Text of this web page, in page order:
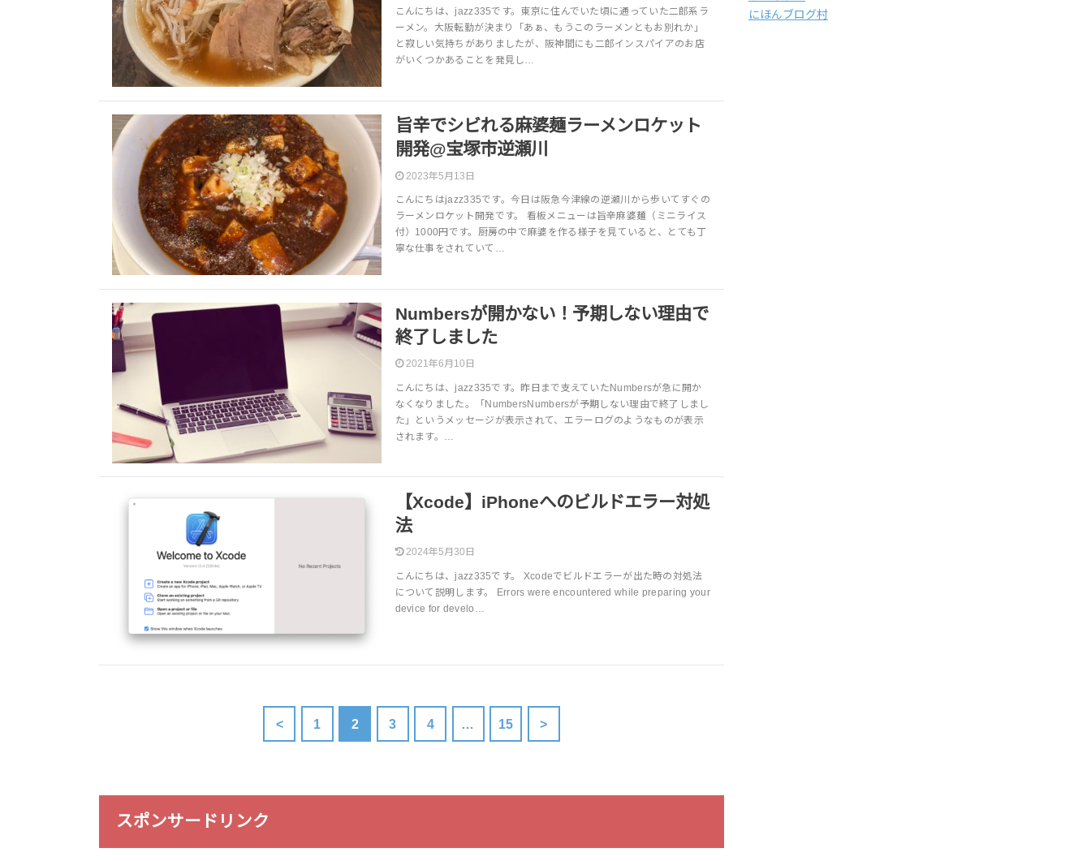
こんにちは、jazz335です。東京に住んでいた頃に通っていた二郎系ラ
ーメン。大阪転勤が決まり「あぁ、もうこのラーメンともお別れか」
と寂しい気持ちがありましたが、阪神間にも二郎インスパイアのお店
がいくつかあることを発見し…
旨辛でシビれる麻婆麺ラーメンロケット
開発@宝塚市逆瀬川
2023年5月13日
こんにちはjazz335です。今日は阪急今津線の逆瀬川から歩いてすぐの
ラーメンロケット開発です。 看板メニューは旨辛麻婆麺（ミニライス
付）1000円です。厨房の中で麻婆を作る様子を見ていると、とても丁
寧な仕事をされていて…
Numbersが開かない！予期しない理由で
終了しました
2021年6月10日
こんにちは、jazz335です。昨日まで支えていたNumbersが急に開か
なくなりました。「NumbersNumbersが予期しない理由で終了しまし
た」というメッセージが表示されて、エラーログのようなものが表示
されます。…
【Xcode】iPhoneへのビルドエラー対処
法
2024年5月30日
こんにちは、jazz335です。 Xcodeでビルドエラーが出た時の対処法
について説明します。 Errors were encountered while preparing your
device for develo…
< 1 2 3 4 … 15 >
スポンサードリンク
にほんブログ村